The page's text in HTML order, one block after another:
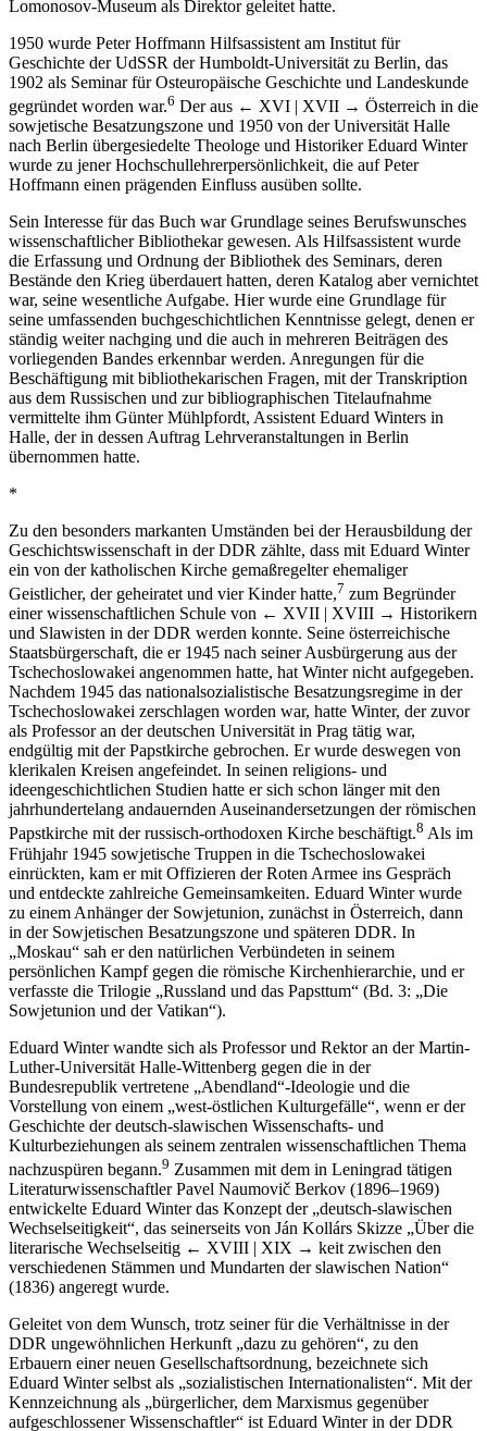
Lomonosov-Museum als Direktor geleitet hatte.
1950 wurde Peter Hoffmann Hilfsassistent am Institut für
Geschichte der UdSSR der Humboldt-Universität zu Berlin, das
1902 als Seminar für Osteuropäische Geschichte und Landeskunde
gegründet worden war.6 Der aus ← XVI | XVII → Österreich in die
sowjetische Besatzungszone und 1950 von der Universität Halle
nach Berlin übergesiedelte Theologe und Historiker Eduard Winter
wurde zu jener Hochschullehrerpersönlichkeit, die auf Peter
Hoffmann einen prägenden Einfluss ausüben sollte.
Sein Interesse für das Buch war Grundlage seines Berufswunsches
wissenschaftlicher Bibliothekar gewesen. Als Hilfsassistent wurde
die Erfassung und Ordnung der Bibliothek des Seminars, deren
Bestände den Krieg überdauert hatten, deren Katalog aber vernichtet
war, seine wesentliche Aufgabe. Hier wurde eine Grundlage für
seine umfassenden buchgeschichtlichen Kenntnisse gelegt, denen er
ständig weiter nachging und die auch in mehreren Beiträgen des
vorliegenden Bandes erkennbar werden. Anregungen für die
Beschäftigung mit bibliothekarischen Fragen, mit der Transkription
aus dem Russischen und zur bibliographischen Titelaufnahme
vermittelte ihm Günter Mühlpfordt, Assistent Eduard Winters in
Halle, der in dessen Auftrag Lehrveranstaltungen in Berlin
übernommen hatte.
*
Zu den besonders markanten Umständen bei der Herausbildung der
Geschichtswissenschaft in der DDR zählte, dass mit Eduard Winter
ein von der katholischen Kirche gemaßregelter ehemaliger
Geistlicher, der geheiratet und vier Kinder hatte,7 zum Begründer
einer wissenschaftlichen Schule von ← XVII | XVIII → Historikern
und Slawisten in der DDR werden konnte. Seine österreichische
Staatsbürgerschaft, die er 1945 nach seiner Ausbürgerung aus der
Tschechoslowakei angenommen hatte, hat Winter nicht aufgegeben.
Nachdem 1945 das nationalsozialistische Besatzungsregime in der
Tschechoslowakei zerschlagen worden war, hatte Winter, der zuvor
als Professor an der deutschen Universität in Prag tätig war,
endgültig mit der Papstkirche gebrochen. Er wurde deswegen von
klerikalen Kreisen angefeindet. In seinen religions- und
ideengeschichtlichen Studien hatte er sich schon länger mit den
jahrhundertelang andauernden Auseinandersetzungen der römischen
Papstkirche mit der russisch-orthodoxen Kirche beschäftigt.8 Als im
Frühjahr 1945 sowjetische Truppen in die Tschechoslowakei
einrückten, kam er mit Offizieren der Roten Armee ins Gespräch
und entdeckte zahlreiche Gemeinsamkeiten. Eduard Winter wurde
zu einem Anhänger der Sowjetunion, zunächst in Österreich, dann
in der Sowjetischen Besatzungszone und späteren DDR. In
„Moskau“ sah er den natürlichen Verbündeten in seinem
persönlichen Kampf gegen die römische Kirchenhierarchie, und er
verfasste die Trilogie „Russland und das Papsttum“ (Bd. 3: „Die
Sowjetunion und der Vatikan“).
Eduard Winter wandte sich als Professor und Rektor an der Martin-
Luther-Universität Halle-Wittenberg gegen die in der
Bundesrepublik vertretene „Abendland“-Ideologie und die
Vorstellung von einem „west-östlichen Kulturgefälle“, wenn er der
Geschichte der deutsch-slawischen Wissenschafts- und
Kulturbeziehungen als seinem zentralen wissenschaftlichen Thema
nachzuspüren begann.9 Zusammen mit dem in Leningrad tätigen
Literaturwissenschaftler Pavel Naumovič Berkov (1896–1969)
entwickelte Eduard Winter das Konzept der „deutsch-slawischen
Wechselseitigkeit“, das seinerseits von Ján Kollárs Skizze „Über die
literarische Wechselseitig ← XVIII | XIX → keit zwischen den
verschiedenen Stämmen und Mundarten der slawischen Nation“
(1836) angeregt wurde.
Geleitet von dem Wunsch, trotz seiner für die Verhältnisse in der
DDR ungewöhnlichen Herkunft „dazu zu gehören“, zu den
Erbauern einer neuen Gesellschaftsordnung, bezeichnete sich
Eduard Winter selbst als „sozialistischen Internationalisten“. Mit der
Kennzeichnung als „bürgerlicher, dem Marxismus gegenüber
aufgeschlossener Wissenschaftler“ ist Eduard Winter in der DDR